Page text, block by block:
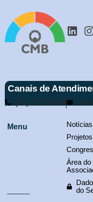
Canais de
(61) 3321-9563
Menu
Notícias
Projetos
Área do
do